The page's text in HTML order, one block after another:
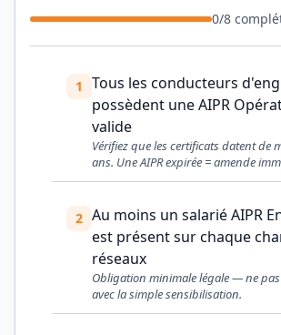
0/8
1
Tous les conducteurs
possèdent une AIPR
valide
Vérifiez que les certificats datent de
ans. Une AIPR expirée = amende
2 Au moins un salarié AIPR
est présent sur chaque
réseaux
Obligation minimale légale — ne
avec la simple sensibilisation.